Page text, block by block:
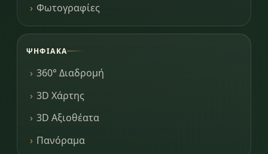
Φωτογραφίες
ΨΗΦΙΑΚΆ
360° Διαδρομή
3D Χάρτης
3D Αξιοθέατα
Πανόραμα